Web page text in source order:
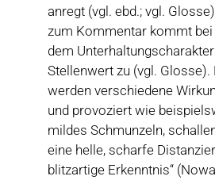
anregt (vgl. ebd.; vgl.
zum Kommentar kommt
dem
Stellenwert zu (vgl. Glosse).
werden verschiedene
und provoziert wie
mildes Schmunzeln,
eine helle, scharfe
blitzartige Erkenntnis“